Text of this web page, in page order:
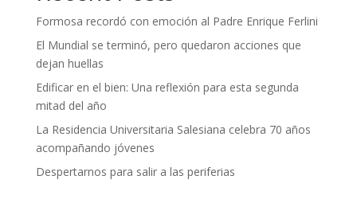
Formosa recordó con emoción al Padre Enrique Ferlini
El Mundial se terminó, pero quedaron acciones que
dejan huellas
Edificar en el bien: Una reflexión para esta segunda
mitad del año
La Residencia Universitaria Salesiana celebra 70 años
acompañando jóvenes
Despertarnos para salir a las periferias